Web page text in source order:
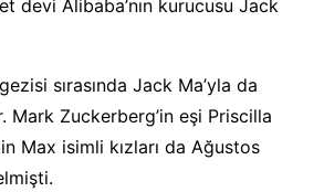
devi Alibaba’nın kurucusu Jack
sırasında Jack Ma’yla da
Mark Zuckerberg’in eşi Priscilla
Max isimli kızları da Ağustos